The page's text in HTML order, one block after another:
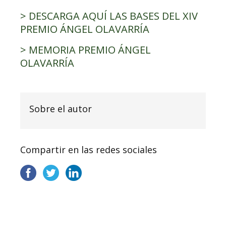
> DESCARGA AQUÍ LAS BASES DEL XIV
PREMIO ÁNGEL OLAVARRÍA
> MEMORIA PREMIO ÁNGEL
OLAVARRÍA
Sobre el autor
Compartir en las redes sociales